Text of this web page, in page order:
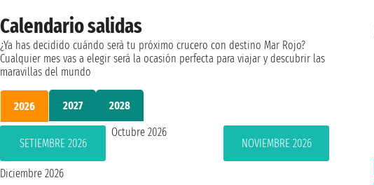
Calendario salidas
¿Ya has decidido cuándo serà tu próximo crucero con destino Mar Rojo?
Cualquier mes vas a elegir será la ocasión perfecta para viajar y descubrir las
maravillas del mundo
2026 2027 2028
SETIEMBRE 2026
Octubre 2026
NOVIEMBRE 2026
Diciembre 2026